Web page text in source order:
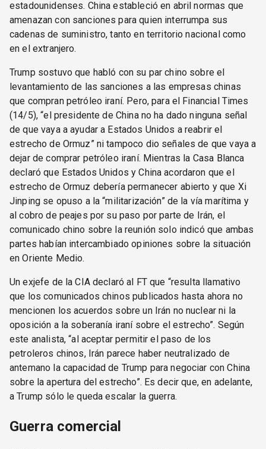
estadounidenses. China estableció en abril normas que
amenazan con sanciones para quien interrumpa sus
cadenas de suministro, tanto en territorio nacional como
en el extranjero.
Trump sostuvo que habló con su par chino sobre el
levantamiento de las sanciones a las empresas chinas
que compran petróleo iraní. Pero, para el Financial Times
(14/5), “el presidente de China no ha dado ninguna señal
de que vaya a ayudar a Estados Unidos a reabrir el
estrecho de Ormuz” ni tampoco dio señales de que vaya a
dejar de comprar petróleo iraní. Mientras la Casa Blanca
declaró que Estados Unidos y China acordaron que el
estrecho de Ormuz debería permanecer abierto y que Xi
Jinping se opuso a la “militarización” de la vía marítima y
al cobro de peajes por su paso por parte de Irán, el
comunicado chino sobre la reunión solo indicó que ambas
partes habían intercambiado opiniones sobre la situación
en Oriente Medio.
Un exjefe de la CIA declaró al FT que “resulta llamativo
que los comunicados chinos publicados hasta ahora no
mencionen los acuerdos sobre un Irán no nuclear ni la
oposición a la soberanía iraní sobre el estrecho”. Según
este analista, “al aceptar permitir el paso de los
petroleros chinos, Irán parece haber neutralizado de
antemano la capacidad de Trump para negociar con China
sobre la apertura del estrecho”. Es decir que, en adelante,
a Trump sólo le queda escalar la guerra.
Guerra comercial